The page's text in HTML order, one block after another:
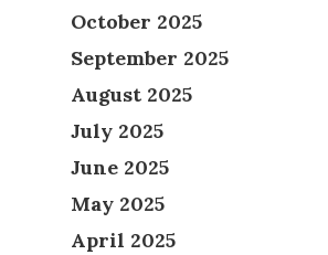
October 2025
September 2025
August 2025
July 2025
June 2025
May 2025
April 2025